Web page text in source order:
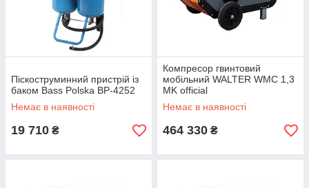
Піскоструминний пристрій із
баком Bass Polska BP-4252
Немає в наявності
19 710 ₴
Компресор гвинтовий
мобільний WALTER WMC 1,3
MK official
Немає в наявності
464 330 ₴